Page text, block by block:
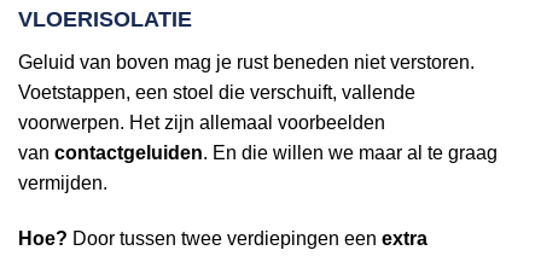
VLOERISOLATIE
Geluid van boven mag je rust beneden niet verstoren.
Voetstappen, een stoel die verschuift, vallende
voorwerpen. Het zijn allemaal voorbeelden
van contactgeluiden. En die willen we maar al te graag
vermijden.
Hoe? Door tussen twee verdiepingen een extra